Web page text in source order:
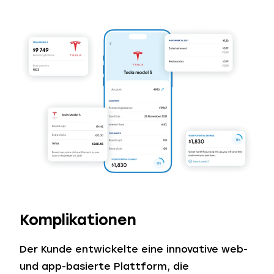
Komplikationen
Der Kunde entwickelte eine innovative web-
und app-basierte Plattform, die